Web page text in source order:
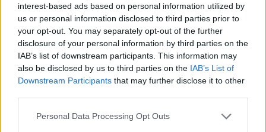
interest-based ads based on personal information utilized by
us or personal information disclosed to third parties prior to
your opt-out. You may separately opt-out of the further
disclosure of your personal information by third parties on the
IAB’s list of downstream participants. This information may
also be disclosed by us to third parties on the IAB’s List of
Downstream Participants that may further disclose it to other
Personal Data Processing Opt Outs
Weboldal:
http://www.mugyujtokhaza.hu
Bemutatkozás: 2013 nyarán nyitottuk meg Galériánkat
Budapesten, a II. kerületben. Célunk, hogy az eladók optimális
áron, gyorsan találjanak vevőt műtárgyaikra, az eladók pedig
rendszeresen tudják gazdagítani gyűjteményüket változatos
kínálatunkból. Ezért is rendezünk minden második héten,
szerda esténként online árverést! Kedd-től péntek-ig 11.00-este